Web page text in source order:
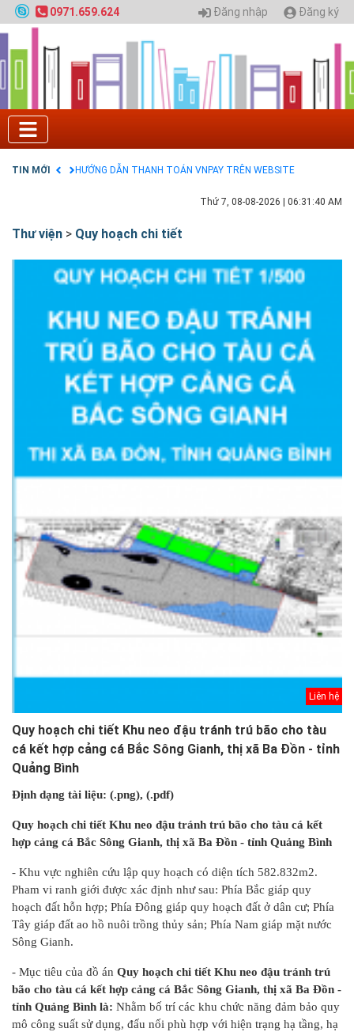
0971.659.624 Đăng nhập Đăng ký
TIN MỚI
Quy hoạch chung hệ thống đê điều thành phố Hà
Nội
GIAO LƯU TRỰC TUYẾN - TƯ VẤN TUYỂN SINH ĐẠI
HỌC CHÍNH QUY ĐẠI HỌC KIẾN TRÚC NĂM 2020 -
SỐ 02
Nạp EP vào tài khoản bằng thẻ cào điện thoại
Tuyển sinh 2025, Khoa kỹ thuật hạ tầng và môi
HƯỚNG DẪN THANH TOÁN VNPAY TRÊN WEBSITE
Thứ 7, 08-08-2026 06:31:41 AM
Thư viện > Quy hoạch chi tiết
Liên hệ
Quy hoạch chi tiết Khu neo đậu tránh trú bão cho tàu
cá kết hợp cảng cá Bắc Sông Gianh, thị xã Ba Đồn - tỉnh
Quảng Bình
Định dạng tài liệu: (.png), (.pdf)
Quy hoạch chi tiết Khu neo đậu tránh trú bão cho tàu cá kết
hợp cảng cá Bắc Sông Gianh, thị xã Ba Đồn - tỉnh Quảng Bình
- Khu vực nghiên cứu lập quy hoạch có diện tích 582.832m2.
Pham vi ranh giới được xác định như sau: Phía Bắc giáp quy
hoạch đất hỗn hợp; Phía Đông giáp quy hoạch đất ở dân cư; Phía
Tây giáp đất ao hồ nuôi trồng thủy sản; Phía Nam giáp mặt nước
Sông Gianh.
- Mục tiêu của đồ án Quy hoạch chi tiết Khu neo đậu tránh trú
bão cho tàu cá kết hợp cảng cá Bắc Sông Gianh, thị xã Ba Đồn -
tỉnh Quảng Bình là: Nhằm bố trí các khu chức năng đảm bảo quy
mô công suất sử dụng, đấu nối phù hợp với hiện trạng hạ tầng, hạ